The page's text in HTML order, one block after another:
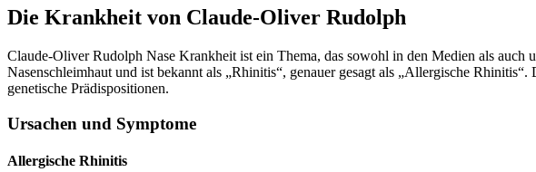
Die Krankheit von Claude-Oliver Rudolph
Claude-Oliver Rudolph Nase Krankheit ist ein Thema, das sowohl in den Medien als
Nasenschleimhaut und ist bekannt als „Rhinitis“, genauer gesagt als „Allergische
genetische Prädispositionen.
Ursachen und Symptome
Allergische Rhinitis